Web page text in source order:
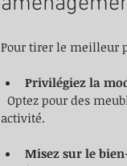
Pour tirer le meilleur
Privilégiez la
activité.
Misez sur le